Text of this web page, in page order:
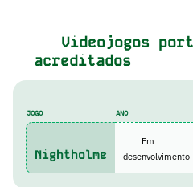
Videojogos
acreditados
JOGO ANO
Nightholme
Em
desenvolvimento